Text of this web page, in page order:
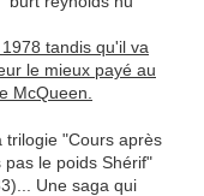
tandis qu'il va
le mieux payé au
McQueen.
trilogie "Cours après
le poids Shérif"
Une saga qui